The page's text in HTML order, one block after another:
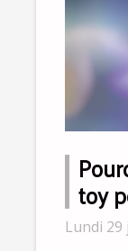
toy
Lundi 29